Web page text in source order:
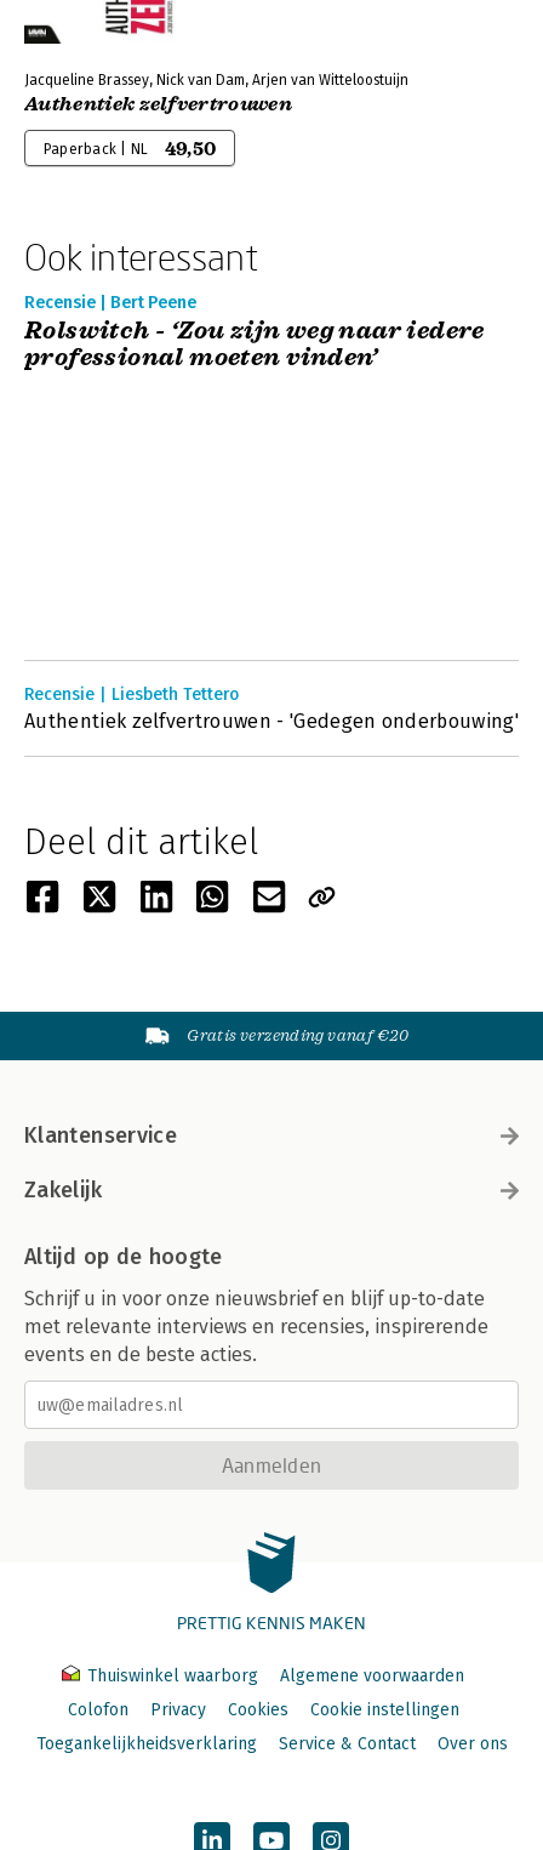
Jacqueline Brassey, Nick van Dam, Arjen van Witteloostuijn
Authentiek zelfvertrouwen
Paperback | NL 49,50
Ook interessant
Recensie | Bert Peene
Rolswitch - ‘Zou zijn weg naar iedere
professional moeten vinden’
Recensie | Liesbeth Tettero
Authentiek zelfvertrouwen - 'Gedegen onderbouwing'
Deel dit artikel
Gratis verzending vanaf €20
Klantenservice
Zakelijk
Altijd op de hoogte
Schrijf u in voor onze nieuwsbrief en blijf up-to-date
met relevante interviews en recensies, inspirerende
events en de beste acties.
Aanmelden
PRETTIG KENNIS MAKEN
Thuiswinkel waarborg
Algemene voorwaarden
Colofon
Privacy Cookies
Cookie instellingen
Toegankelijkheidsverklaring
Service & Contact Over ons